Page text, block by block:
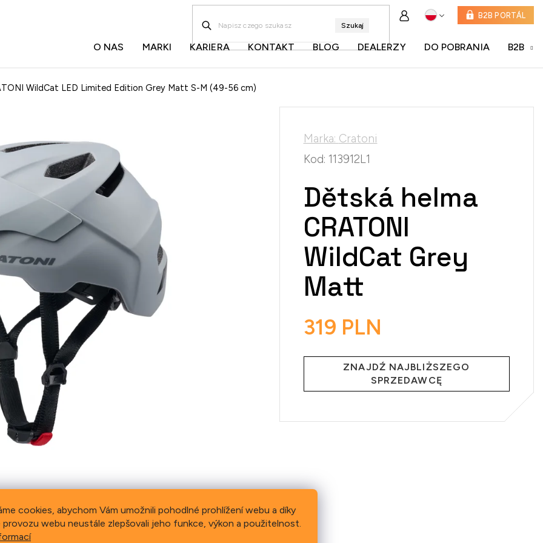
cookies, abychom Vám umožnili pohodlné prohlížení webu a díky
provozu webu neustále zlepšovali jeho funkce, výkon a použitelnost.
Szukaj
B2B PORTÁL
O NAS MARKI KARIERA KONTAKT BLOG DEALERZY DO POBRANIA B2B
WildCat LED Limited Edition Grey Matt S-M (49-56 cm)
Dětská helma
CRATONI
WildCat Grey
Matt
Marka: Cratoni
Kod: 113912L1
319 PLN
jednostkowa:
ZNAJDŹ NAJBLIŻSZEGO
SPRZEDAWCĘ